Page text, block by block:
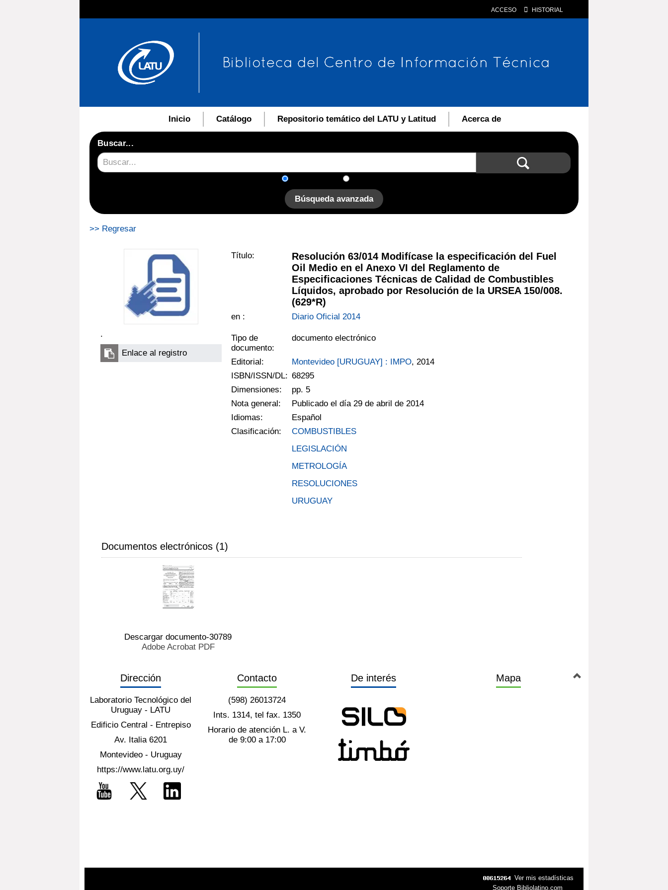
ACCESO HISTORIAL
Inicio Catálogo Repositorio temático del LATU y Latitud Acerca de
Buscar...
Búsqueda avanzada
>> Regresar
.
Enlace al registro
Título:
Resolución 63/014 Modifícase la especificación del Fuel
Oil Medio en el Anexo VI del Reglamento de
Especificaciones Técnicas de Calidad de Combustibles
Líquidos, aprobado por Resolución de la URSEA 150/008.
(629*R)
en : Diario Oficial 2014
Tipo de
documento:
documento electrónico
Editorial: Montevideo [URUGUAY] : IMPO, 2014
ISBN/ISSN/DL: 68295
Dimensiones:
pp. 5
Nota general:
Publicado el día 29 de abril de 2014
Idiomas:
Español
Clasificación:
COMBUSTIBLES
LEGISLACIÓN
METROLOGÍA
RESOLUCIONES
URUGUAY
Documentos electrónicos (1)
Descargar documento-30789
Adobe Acrobat PDF
Dirección
Laboratorio Tecnológico del
Uruguay - LATU
Edificio Central - Entrepiso
Av. Italia 6201
Montevideo - Uruguay
https://www.latu.org.uy/
Contacto
(598) 26013724
Ints. 1314, tel fax. 1350
Horario de atención L. a V.
de 9:00 a 17:00
De interés Mapa
Ver mis estadísticas
Soporte Bibliolatino.com